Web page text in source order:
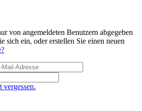
von angemeldeten Benutzern abgegeben
sich ein, oder erstellen Sie einen neuen
vergessen.